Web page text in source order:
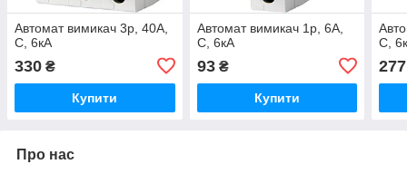
Автомат вимикач 3р, 40А,
C, 6кА
330 ₴
Купити
Автомат вимикач 1р, 6А,
C, 6кА
93₴
Купити
C,
277
Про нас